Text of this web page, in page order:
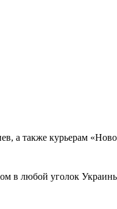
а также курьерам
в любой уголок